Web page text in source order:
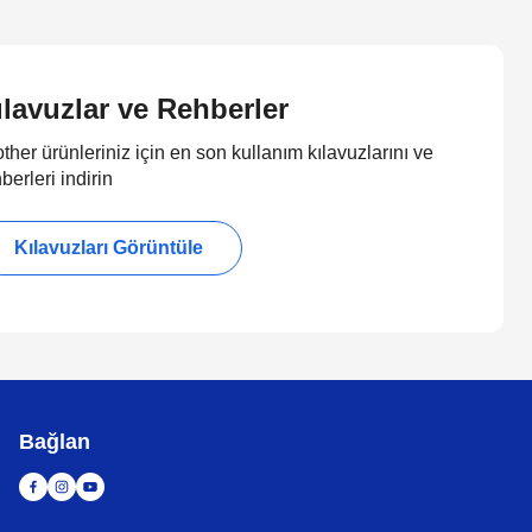
ve Rehberler
ürünleriniz için en son kullanım kılavuzlarını ve
indirin
Kılavuzları Görüntüle
Bağlan